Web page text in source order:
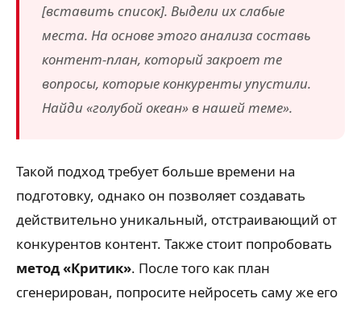
[вставить список]. Выдели их слабые
места. На основе этого анализа составь
контент-план, который закроет те
вопросы, которые конкуренты упустили.
Найди «голубой океан» в нашей теме».
Такой подход требует больше времени на
подготовку, однако он позволяет создавать
действительно уникальный, отстраивающий от
конкурентов контент. Также стоит попробовать
метод «Критик». После того как план
сгенерирован, попросите нейросеть саму же его